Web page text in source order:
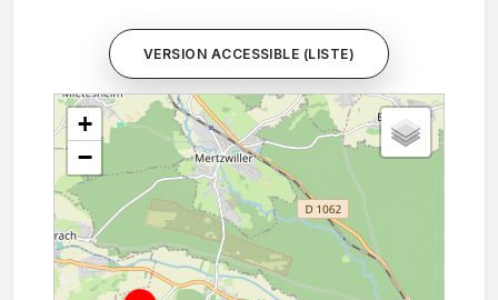
VERSION ACCESSIBLE (LISTE)
+
−